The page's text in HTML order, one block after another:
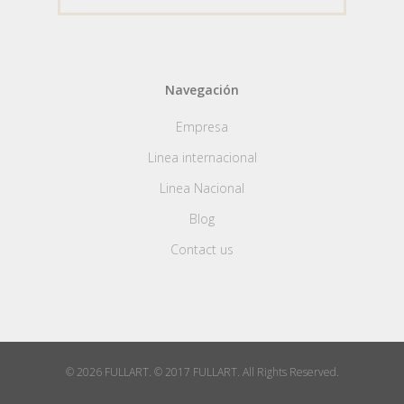
Navegación
Empresa
Linea internacional
Linea Nacional
Blog
Contact us
© 2026 FULLART. © 2017 FULLART. All Rights Reserved.